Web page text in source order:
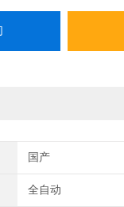
国产
全自动